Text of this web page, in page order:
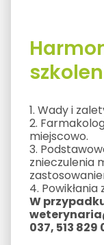
1. Wady i
2.
miejscowo.
3.
znieczulenia
4.
W
037, 513 829